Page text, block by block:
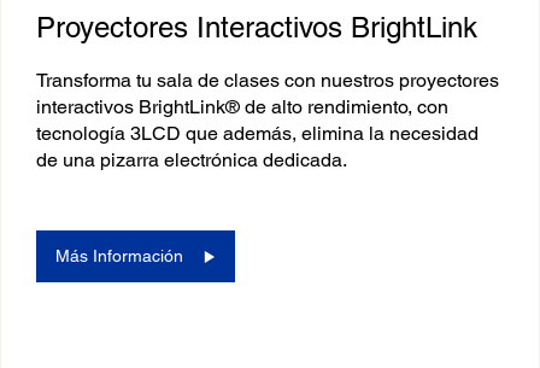
Proyectores Interactivos BrightLink
Transforma tu sala de clases con nuestros proyectores
interactivos BrightLink® de alto rendimiento, con
tecnología 3LCD que además, elimina la necesidad
de una pizarra electrónica dedicada.
Más Información